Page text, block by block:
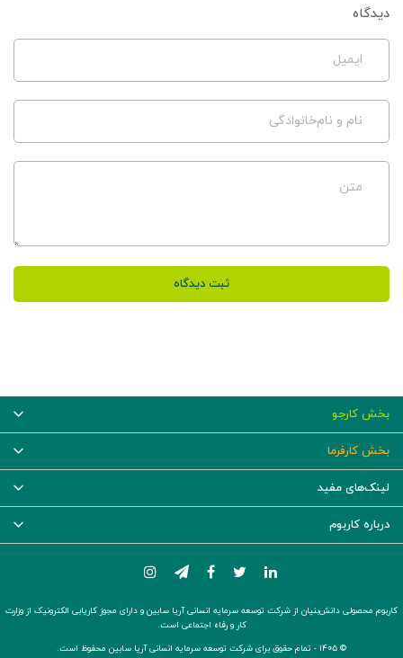
دیدگاه
ایمیل
نام و نام‌خانوادگی
متن
ثبت دیدگاه
بخش کارجو
بخش کارفرما
لینک‌های مفید
درباره کاربوم
کاربوم محصولی دانش‌بنیان از شرکت توسعه سرمایه انسانی آریا سابین و دارای مجوز کاریابی الکترونیک از وزارت
کار و رفاه اجتماعی است.
© ۱۴۰۵ -
تمام حقوق برای شرکت توسعه سرمایه انسانی آریا سابین محفوظ است.